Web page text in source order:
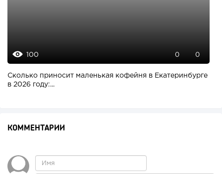
100 0 0
Сколько приносит маленькая кофейня в Екатеринбурге
в 2026 году:...
КОММЕНТАРИИ